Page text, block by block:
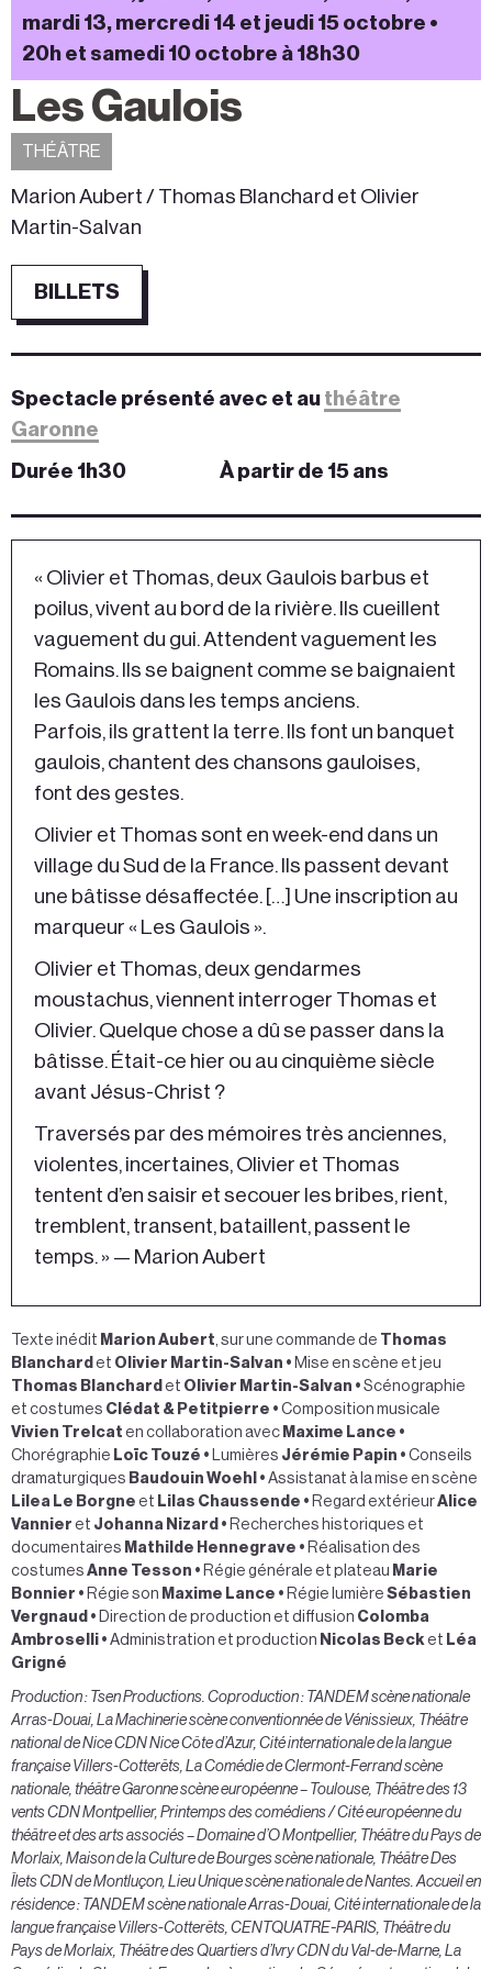
mardi 13, mercredi 14 et jeudi 15 octobre •
20h et samedi 10 octobre à 18h30
Les Gaulois
THÉÂTRE
Marion Aubert / Thomas Blanchard et Olivier
Martin-Salvan
BILLETS
Spectacle présenté avec et au théâtre
Garonne
Durée 1h30
À partir de 15 ans
« Olivier et Thomas, deux Gaulois barbus et
poilus, vivent au bord de la rivière. Ils cueillent
vaguement du gui. Attendent vaguement les
Romains. Ils se baignent comme se baignaient
les Gaulois dans les temps anciens.
Parfois, ils grattent la terre. Ils font un banquet
gaulois, chantent des chansons gauloises,
font des gestes.
Olivier et Thomas sont en week-end dans un
village du Sud de la France. Ils passent devant
une bâtisse désaffectée. […] Une inscription au
marqueur « Les Gaulois ».
Olivier et Thomas, deux gendarmes
moustachus, viennent interroger Thomas et
Olivier. Quelque chose a dû se passer dans la
bâtisse. Était-ce hier ou au cinquième siècle
avant Jésus-Christ ?
Traversés par des mémoires très anciennes,
violentes, incertaines, Olivier et Thomas
tentent d’en saisir et secouer les bribes, rient,
tremblent, transent, bataillent, passent le
temps. » — Marion Aubert
Texte inédit Marion Aubert, sur une commande de Thomas
Blanchard et Olivier Martin-Salvan • Mise en scène et jeu
Thomas Blanchard et Olivier Martin-Salvan • Scénographie
et costumes Clédat & Petitpierre • Composition musicale
Vivien Trelcat en collaboration avec Maxime Lance •
Chorégraphie Loïc Touzé • Lumières Jérémie Papin • Conseils
dramaturgiques Baudouin Woehl • Assistanat à la mise en scène
Lilea Le Borgne et Lilas Chaussende • Regard extérieurAlice
Vannier et Johanna Nizard • Recherches historiques et
documentaires Mathilde Hennegrave • Réalisation des
costumes Anne Tesson • Régie générale et plateau Marie
Bonnier • Régie son Maxime Lance • Régie lumière Sébastien
Vergnaud • Direction de production et diffusion Colomba
Ambroselli • Administration et production Nicolas Becket Léa
Grigné
Production : Tsen Productions. Coproduction : TANDEM scène nationale
Arras-Douai, La Machinerie scène conventionnée de Vénissieux, Théâtre
national de Nice CDN Nice Côte d’Azur, Cité internationale de la langue
française Villers-Cotterêts, La Comédie de Clermont-Ferrand scène
nationale, théâtre Garonne scène européenne – Toulouse, Théâtre des 13
vents CDN Montpellier, Printemps des comédiens / Cité européenne du
théâtre et des arts associés – Domaine d’O Montpellier, Théâtre du Pays de
Morlaix, Maison de la Culture de Bourges scène nationale, Théâtre Des
Îlets CDN de Montluçon, Lieu Unique scène nationale de Nantes. Accueil en
résidence : TANDEM scène nationale Arras-Douai, Cité internationale de la
langue française Villers-Cotterêts, CENTQUATRE-PARIS, Théâtre du
Pays de Morlaix, Théâtre des Quartiers d’Ivry CDN du Val-de-Marne, La